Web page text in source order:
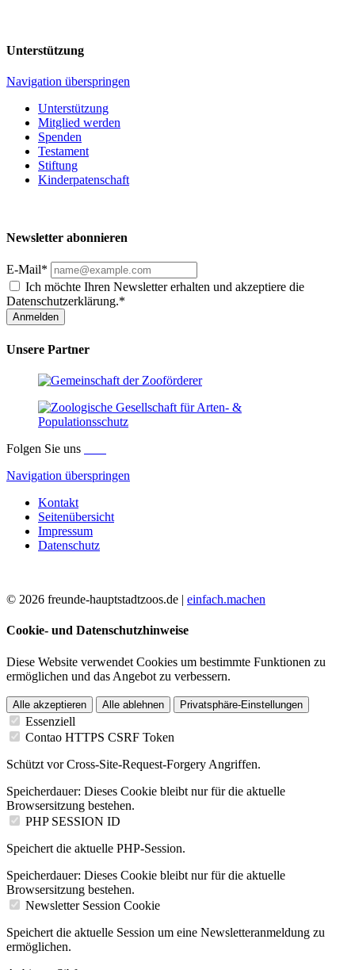
Unterstützung
Navigation überspringen
Unterstützung
Mitglied werden
Spenden
Testament
Stiftung
Kinderpatenschaft
Newsletter abonnieren
E-Mail*
Ich möchte Ihren Newsletter erhalten und akzeptiere die
Datenschutzerklärung.*
Anmelden
Unsere Partner
Folgen Sie uns
Navigation überspringen
Kontakt
Seitenübersicht
Impressum
Datenschutz
© 2026 freunde-hauptstadtzoos.de | einfach.machen
Cookie- und Datenschutzhinweise
Diese Website verwendet Cookies um bestimmte Funktionen zu
ermöglichen und das Angebot zu verbessern.
Alle akzeptieren Alle ablehnen Privatsphäre-Einstellungen
Essenziell
Contao HTTPS CSRF Token
Schützt vor Cross-Site-Request-Forgery Angriffen.
Speicherdauer: Dieses Cookie bleibt nur für die aktuelle
Browsersitzung bestehen.
PHP SESSION ID
Speichert die aktuelle PHP-Session.
Speicherdauer: Dieses Cookie bleibt nur für die aktuelle
Browsersitzung bestehen.
Newsletter Session Cookie
Speichert die aktuelle Session um eine Newsletteranmeldung zu
ermöglichen.